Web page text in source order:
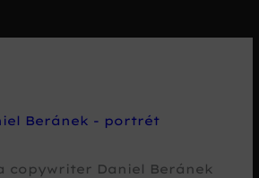
copywriter Daniel Beránek